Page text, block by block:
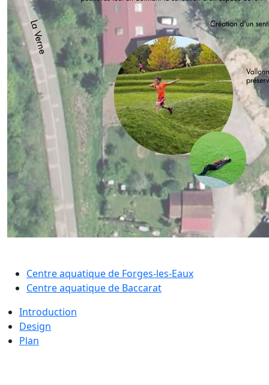
Centre aquatique de Forges-les-Eaux
Centre aquatique de Baccarat
Introduction
Design
Plan